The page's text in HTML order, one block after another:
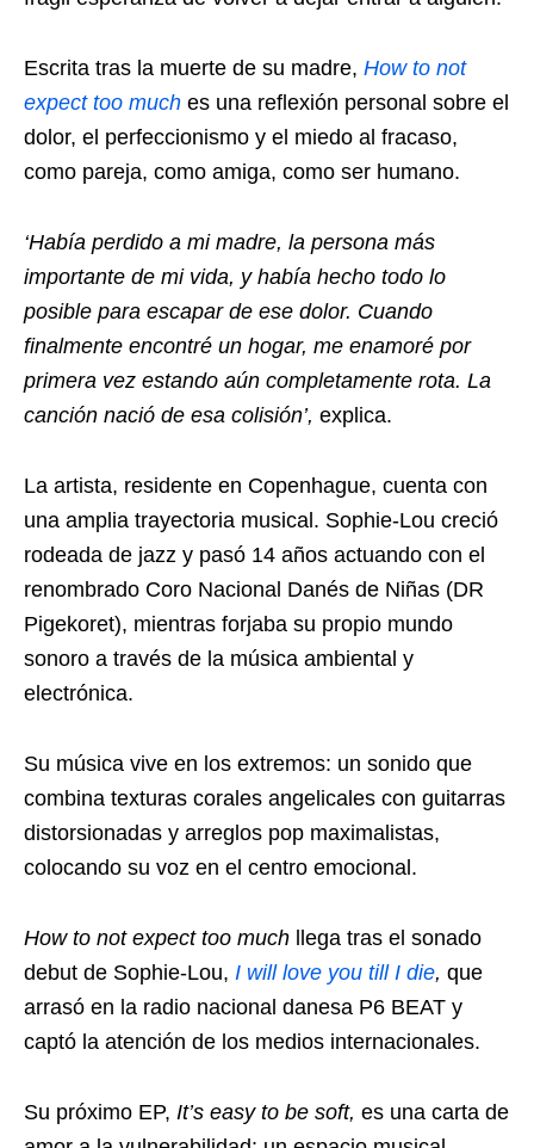
Escrita tras la muerte de su madre, How to not
expect too much es una reflexión personal sobre el
dolor, el perfeccionismo y el miedo al fracaso,
como pareja, como amiga, como ser humano.
‘Había perdido a mi madre, la persona más
importante de mi vida, y había hecho todo lo
posible para escapar de ese dolor. Cuando
finalmente encontré un hogar, me enamoré por
primera vez estando aún completamente rota. La
canción nació de esa colisión’, explica.
La artista, residente en Copenhague, cuenta con
una amplia trayectoria musical. Sophie-Lou creció
rodeada de jazz y pasó 14 años actuando con el
renombrado Coro Nacional Danés de Niñas (DR
Pigekoret), mientras forjaba su propio mundo
sonoro a través de la música ambiental y
electrónica.
Su música vive en los extremos: un sonido que
combina texturas corales angelicales con guitarras
distorsionadas y arreglos pop maximalistas,
colocando su voz en el centro emocional.
How to not expect too much llega tras el sonado
debut de Sophie-Lou, I will love you till I die, que
arrasó en la radio nacional danesa P6 BEAT y
captó la atención de los medios internacionales.
Su próximo EP, It’s easy to be soft, es una carta de